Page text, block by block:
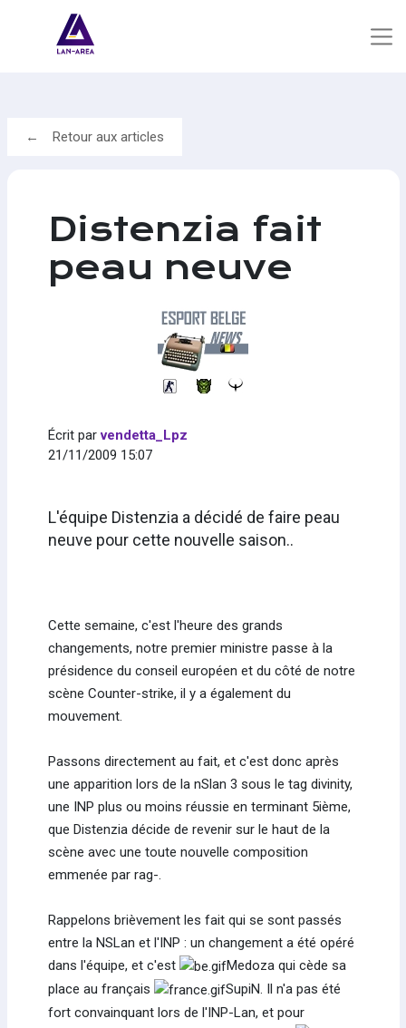
Retour aux articles
Distenzia fait
peau neuve
Écrit par vendetta_Lpz
21/11/2009 15:07
L'équipe Distenzia a décidé de faire peau
neuve pour cette nouvelle saison..
Cette semaine, c'est l'heure des grands
changements, notre premier ministre passe à la
présidence du conseil européen et du côté de notre
scène Counter-strike, il y a également du
mouvement.
Passons directement au fait, et c'est donc après
une apparition lors de la nSlan 3 sous le tag divinity,
une INP plus ou moins réussie en terminant 5ième,
que Distenzia décide de revenir sur le haut de la
scène avec une toute nouvelle composition
emmenée par rag-.
Rappelons brièvement les fait qui se sont passés
entre la NSLan et l'INP : un changement a été opéré
dans l'équipe, et c'est
Medoza qui cède sa
place au français
SupiN. Il n'a pas été
fort convainquant lors de l'INP-Lan, et pour